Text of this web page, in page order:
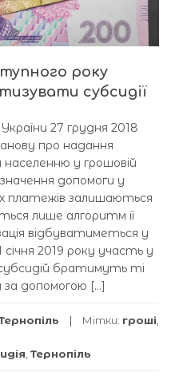
року
субсидії
27 грудня 2018
про надання
у грошовій
допомоги у
платежів залишаються
лише алгоритм її
відбуватиметься у
2019 року участь у
субсидій братимуть ті
за допомогою […]
Мітки: гроші,
, Тернопіль